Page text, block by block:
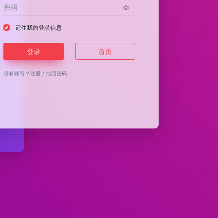
记住我的登录信息
登录 首页
没有账号？注册 /找回密码